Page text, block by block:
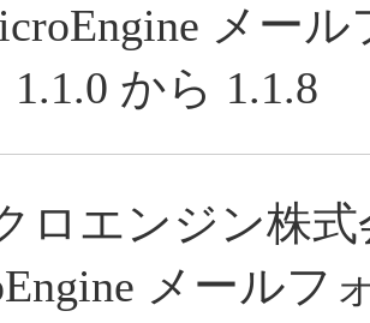
メー
1.1.0 から 1.1.8
ロエンジン株
メールフ